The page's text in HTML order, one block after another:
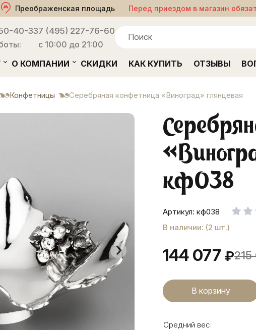
Преображенская площадь Перед приездом в магазин
40-337 (495) 227-76-60
с 10:00 до 21:00
О КОМПАНИИ СКИДКИ КАК КУПИТЬ ОТЗЫВЫ
Конфетницы Серебряная конфетница «Виноград» глянцевая
кф038
Артикул: кф038
В наличии: (2 шт.)
144 077 ₽
Средний вес: